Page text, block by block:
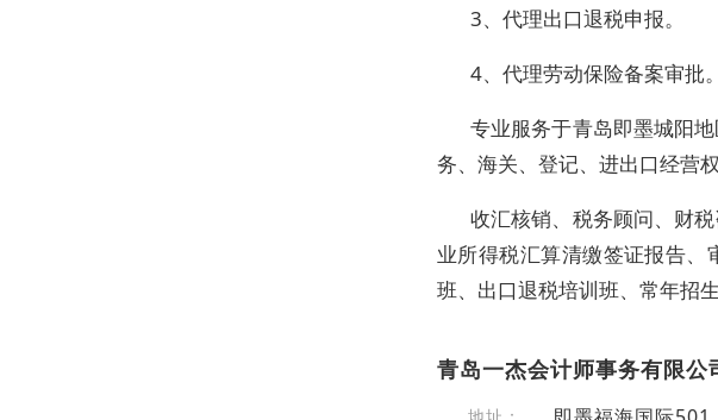
3、代理出口退税申报。
4、代理劳动保险备案审批。
专业服务于青岛即墨城阳
务、海关、登记、进出口经营
收汇核销、税务顾问、财
业所得税汇算清缴签证报告、
班、出口退税培训班、常年招生
青岛一杰会计师事务有限公